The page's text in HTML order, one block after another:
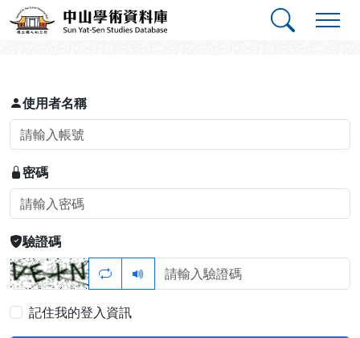
跳到主要內容
中山學術資料庫
登入
使用者名稱
密碼
驗證碼
記住我的登入資訊